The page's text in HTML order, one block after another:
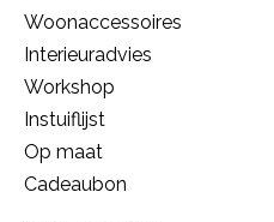
Woonaccessoires
Interieuradvies
Workshop
Instuiflijst
Op maat
Cadeaubon